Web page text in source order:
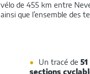
vélo de 455 km entre
ainsi que l’ensemble des
Un tracé de
sections